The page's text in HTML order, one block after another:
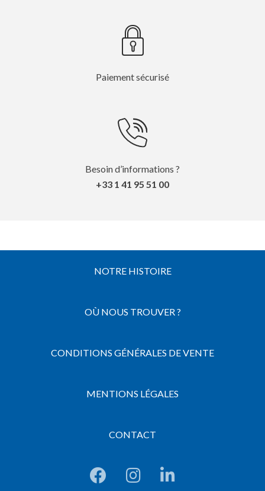
Paiement sécurisé
Besoin d’informations ?
+33 1 41 95 51 00
NOTRE HISTOIRE
OÙ NOUS TROUVER ?
CONDITIONS GÉNÉRALES DE VENTE
MENTIONS LÉGALES
CONTACT